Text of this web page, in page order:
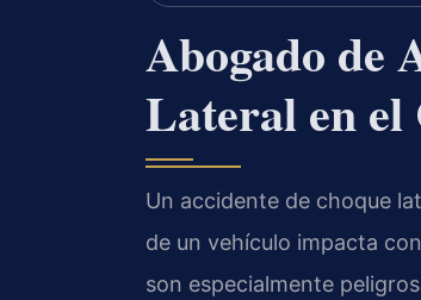
Abogado de
Lateral en el
Un accidente de choque
de un vehículo impacta
son especialmente